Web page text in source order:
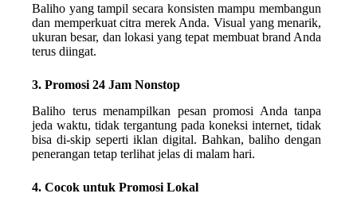
Baliho yang tampil secara konsisten mampu membangun
dan memperkuat citra merek Anda. Visual yang menarik,
ukuran besar, dan lokasi yang tepat membuat brand Anda
terus diingat.
3. Promosi 24 Jam Nonstop
Baliho terus menampilkan pesan promosi Anda tanpa
jeda waktu, tidak tergantung pada koneksi internet, tidak
bisa di-skip seperti iklan digital. Bahkan, baliho dengan
penerangan tetap terlihat jelas di malam hari.
4. Cocok untuk Promosi Lokal